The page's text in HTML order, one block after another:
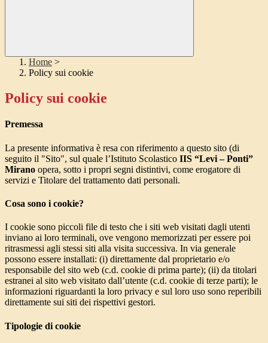
Home >
Policy sui cookie
Policy sui cookie
Premessa
La presente informativa è resa con riferimento a questo sito (di
seguito il "Sito", sul quale l’Istituto Scolastico IIS “Levi – Ponti”
Mirano opera, sotto i propri segni distintivi, come erogatore di
servizi e Titolare del trattamento dati personali.
Cosa sono i cookie?
I cookie sono piccoli file di testo che i siti web visitati dagli utenti
inviano ai loro terminali, ove vengono memorizzati per essere poi
ritrasmessi agli stessi siti alla visita successiva. In via generale
possono essere installati: (i) direttamente dal proprietario e/o
responsabile del sito web (c.d. cookie di prima parte); (ii) da titolari
estranei al sito web visitato dall’utente (c.d. cookie di terze parti); le
informazioni riguardanti la loro privacy e sul loro uso sono reperibili
direttamente sui siti dei rispettivi gestori.
Tipologie di cookie